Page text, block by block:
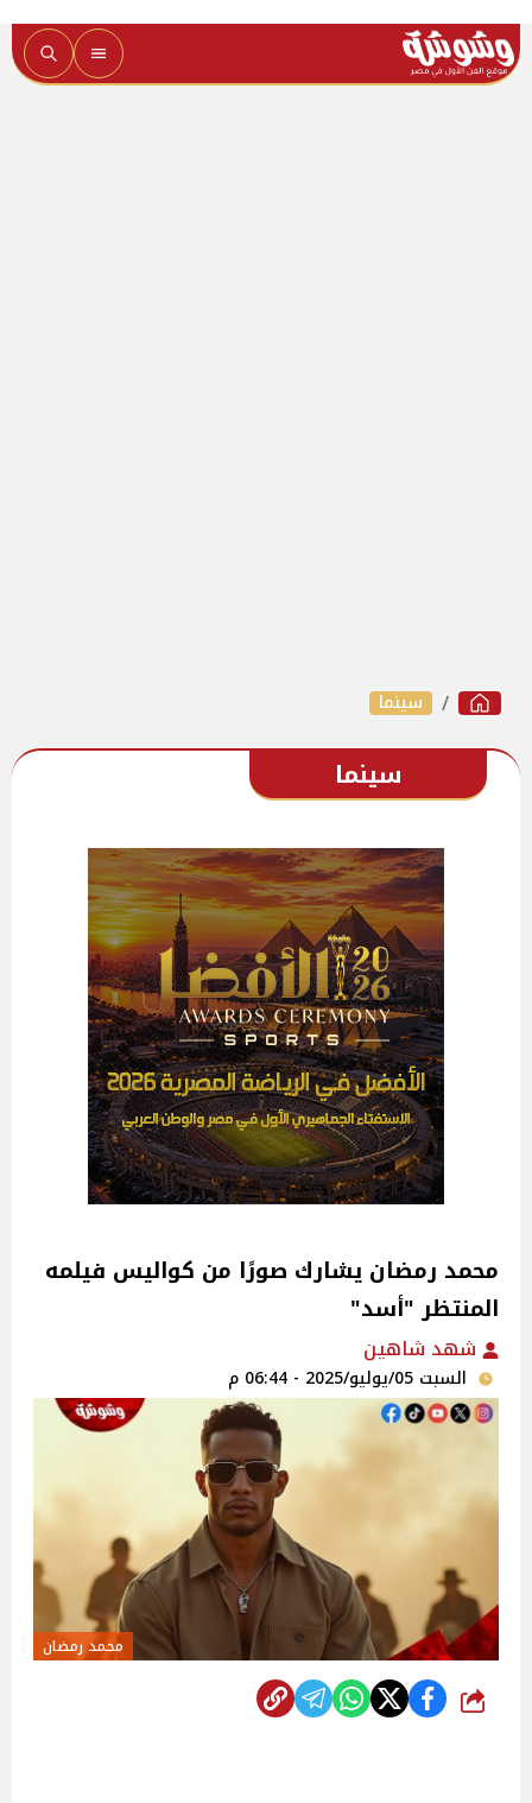
سينما
سينما
محمد رمضان يشارك صورًا من كواليس فيلمه
المنتظر "أسد"
شهد شاهين
السبت 05/يوليو/2025 - 06:44 م
محمد رمضان
شارك